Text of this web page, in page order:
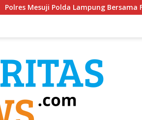
Lampung Bersama Forkopimda dan